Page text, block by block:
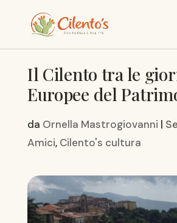
Il Cilento tra le
Europee del
da Ornella Mastrogiovanni |
Amici, Cilento's cultura